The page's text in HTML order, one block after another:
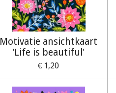
Motivatie ansichtkaart
'Life is beautiful'
€ 1,20